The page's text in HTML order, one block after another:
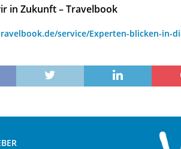
in Zukunft – Travelbook
service/Experten-blicken-in-